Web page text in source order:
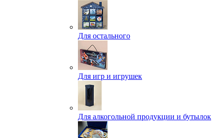
Для остального
Для игр и игрушек
Для алкогольной продукции и бутылок